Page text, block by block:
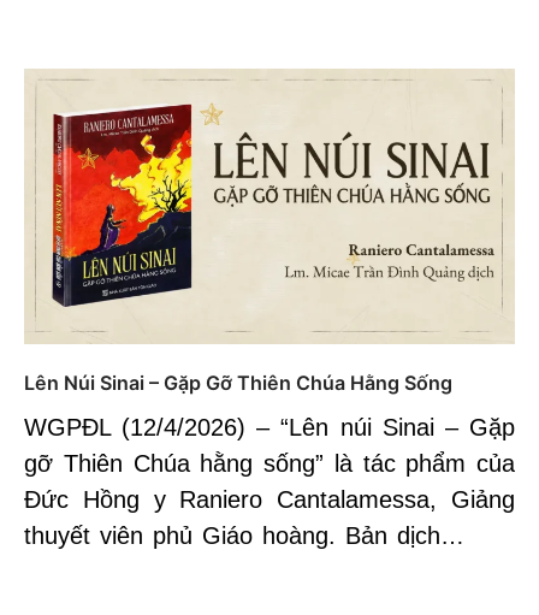
Lên Núi Sinai – Gặp Gỡ Thiên Chúa Hằng Sống
WGPĐL (12/4/2026) – “Lên núi Sinai – Gặp
gỡ Thiên Chúa hằng sống” là tác phẩm của
Đức Hồng y Raniero Cantalamessa, Giảng
thuyết viên phủ Giáo hoàng. Bản dịch…